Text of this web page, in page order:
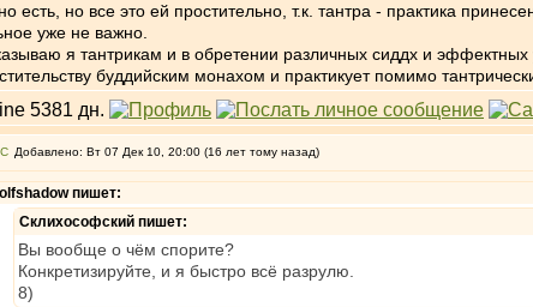
есть, но все это ей простительно, т.к. тантра - практика
уже не важно.
я тантрикам и в обретении различных сиддх и эффектных
буддийским монахом и практикует помимо
Добавлено: Вт 07 Дек 10, 20:00 (16 лет тому назад)
пишет:
Склихософский пишет:
Вы вообще о чём спорите?
Конкретизируйте, и я быстро всё разрулю.
8)